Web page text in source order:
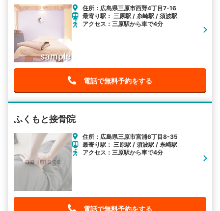
住所：広島県三原市西野4丁目7-16
最寄り駅： 三原駅 / 糸崎駅 / 須波駅
アクセス：三原駅から車で4分
電話で無料予約をする
ふくもと接骨院
住所：広島県三原市宮浦6丁目8-35
最寄り駅： 三原駅 / 須波駅 / 糸崎駅
アクセス：三原駅から車で4分
電話で無料予約をする